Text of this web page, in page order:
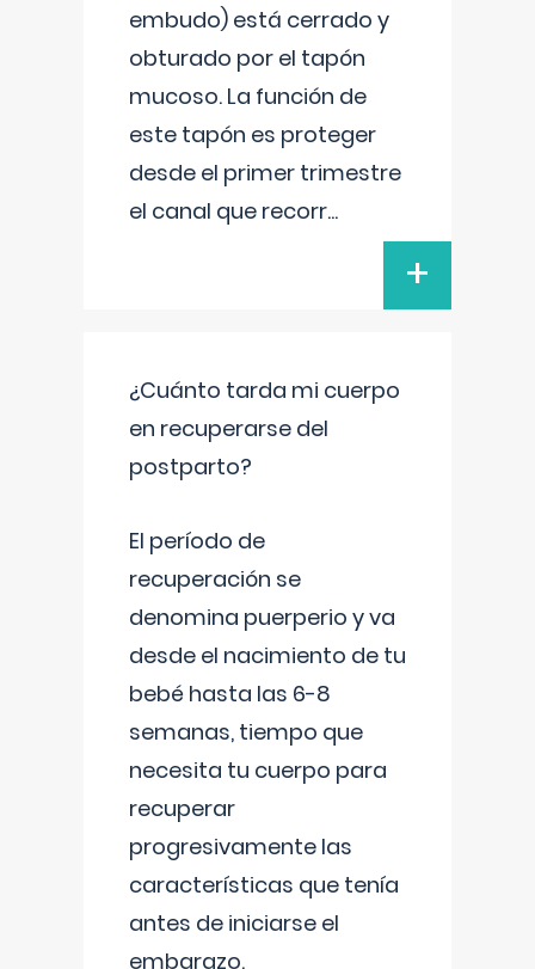
embudo) está cerrado y
obturado por el tapón
mucoso. La función de
este tapón es proteger
desde el primer trimestre
el canal que recorr...
+
¿Cuánto tarda mi cuerpo
en recuperarse del
postparto?
El período de
recuperación se
denomina puerperio y va
desde el nacimiento de tu
bebé hasta las 6-8
semanas, tiempo que
necesita tu cuerpo para
recuperar
progresivamente las
características que tenía
antes de iniciarse el
embarazo.